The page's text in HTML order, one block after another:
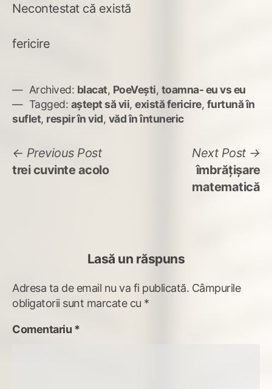
Necontestat că există
fericire
Archived: blacat, PoeVești, toamna- eu vs eu
Tagged: aștept să vii, există fericire, furtună în
suflet, respir în vid, văd în întuneric
Navigare
în
Previous PostPrevious
post:
trei cuvinte acolo
Next Post
îmbrățișare
matematică
Lasă un răspuns
Adresa ta de email nu va fi publicată. Câmpurile
obligatorii sunt marcate cu *
Comentariu *